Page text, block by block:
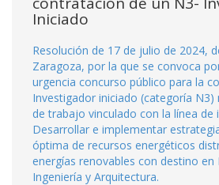
Iniciado
Resolución de 17 de julio de 2024,
Zaragoza, por la que se convoca
urgencia concurso público para la
Investigador iniciado (categoría
de trabajo vinculado con la línea de
Desarrollar e implementar
óptima de recursos energéticos
energías renovables con destino en
Ingeniería y Arquitectura.